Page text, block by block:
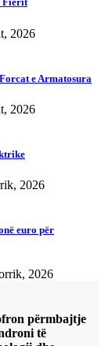
2026
e Armatosura
2026
2026
euro për
2026
të